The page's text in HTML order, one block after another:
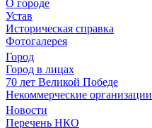
О городе
Устав
Историческая справка
Фотогалерея
Город
Город в лицах
70 лет Великой Победе
Некоммерческие организации
Новости
Перечень НКО